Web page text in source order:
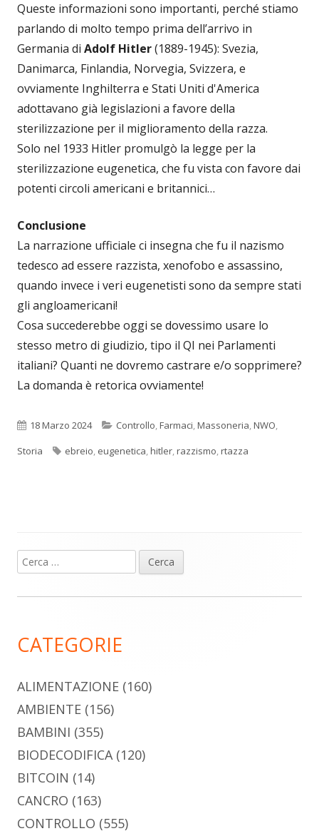
Queste informazioni sono importanti, perché stiamo
parlando di molto tempo prima dell’arrivo in
Germania di Adolf Hitler(1889-1945): Svezia,
Danimarca, Finlandia, Norvegia, Svizzera, e
ovviamente Inghilterra e Stati Uniti d'America
adottavano già legislazioni a favore della
sterilizzazione per il miglioramento della razza.
Solo nel 1933 Hitler promulgò la legge per la
sterilizzazione eugenetica, che fu vista con favore dai
potenti circoli americani e britannici…
Conclusione
La narrazione ufficiale ci insegna che fu il nazismo
tedesco ad essere razzista, xenofobo e assassino,
quando invece i veri eugenetisti sono da sempre stati
gli angloamericani!
Cosa succederebbe oggi se dovessimo usare lo
stesso metro di giudizio, tipo il QI nei Parlamenti
italiani? Quanti ne dovremo castrare e/o sopprimere?
La domanda è retorica ovviamente!
Pubblicato
18 Marzo 2024 Categorie
Controllo,Farmaci,Massoneria,NWO,
Storia
Tag
ebreio, eugenetica,hitler,razzismo,rtazza
Barra
laterale
Ricerca
per:
CATEGORIE
ALIMENTAZIONE (160)
AMBIENTE (156)
BAMBINI (355)
BIODECODIFICA(120)
BITCOIN (14)
CANCRO (163)
CONTROLLO (555)